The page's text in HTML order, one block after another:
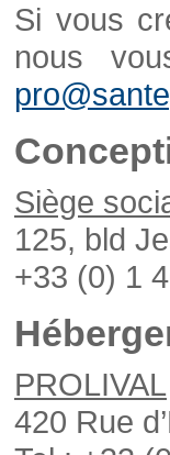
Si vous
nous
Siège
125, bld
+33 (0) 1
PROLIVAL
420 Rue